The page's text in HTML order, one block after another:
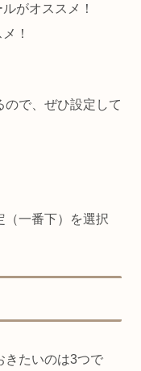
がオススメ！
！
ので、ぜひ設定して
一番下）を選択
きたいのは3つで